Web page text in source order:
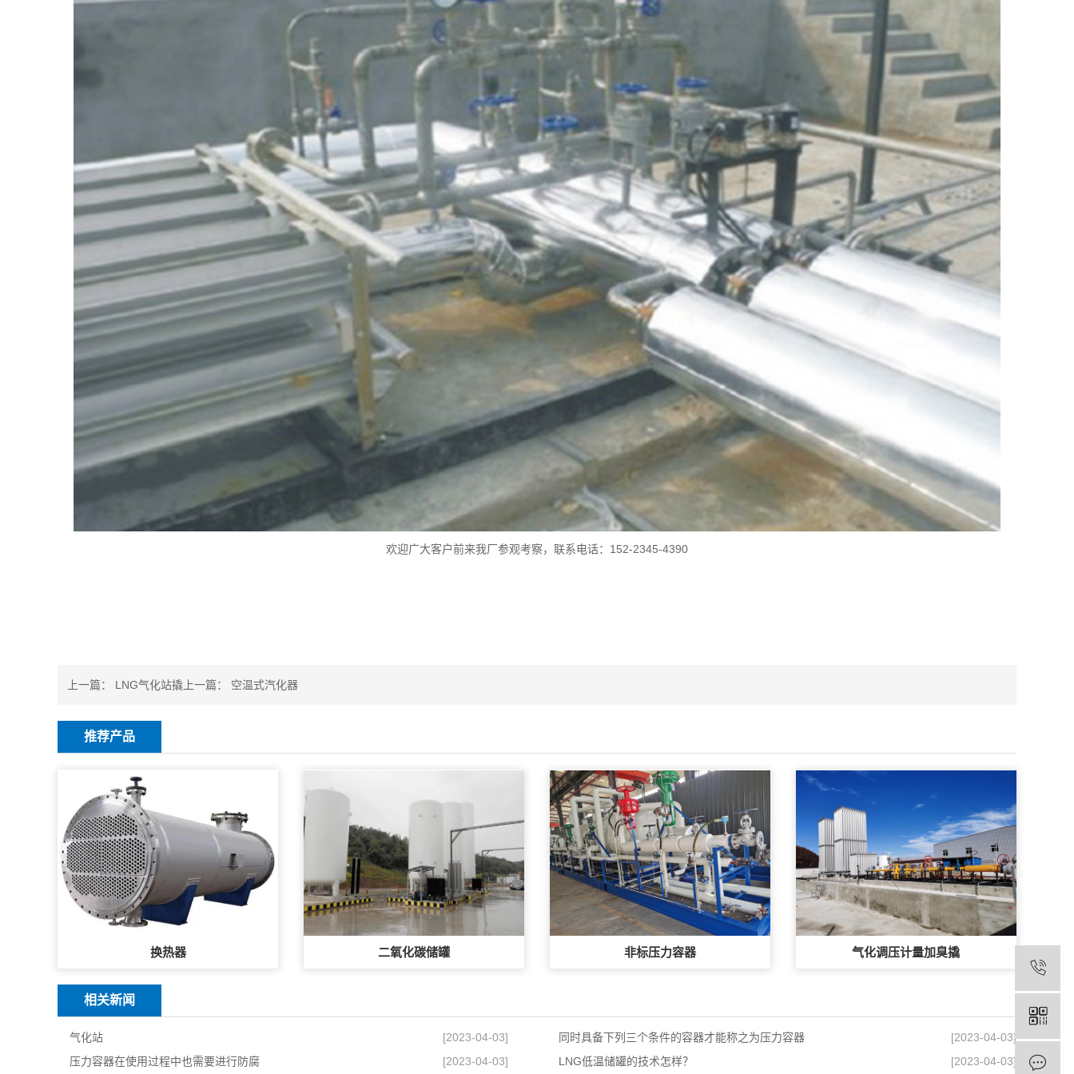
欢迎广大客户前来我厂参观考察，联系电话：152-2345-4390
上一篇： LNG气化站撬 上一篇： 空温式汽化器
推荐产品
换热器 二氧化碳储罐 非标压力容器 气化调压计量加臭撬
相关新闻
气化站 [2023-04-03] 同时具备下列三个条件的容器才能称之为压力容器
[2023-04-03]
压力容器在使用过程中也需要进行防腐
[2023-04-03] LNG低温储罐的技术怎样？ [2023-04-03]